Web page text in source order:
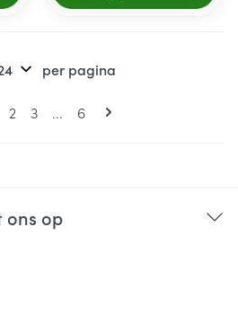
Pagina's
momenteel pagina
Pagina
2 Pagina
3 ... Pagina
6
per pagina
ons op